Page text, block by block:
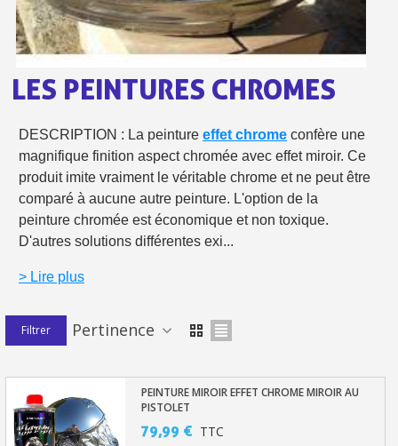
Livraison offerte en France métropolitaine pour 250€ d'achats
Paiement en 4x sans frais dès 30€ d'achats
Votre devis en ligne en moins d'1 minute
Gagnez des points de fidélité à chaque commande
Livraison sous 24 h en France Métropolitaine
Retour produits sous 14 jours
Réduction de 5€ sur la première commande
Livraison sous 24 h en France Métropolitaine
Paiement en 4x sans frais dès 30€ d'achats
Votre devis en ligne en moins d'1 minute
LES PEINTURES CHROMES
DESCRIPTION : La peinture effet chromeconfère une
magnifique finition aspect chromée avec effet miroir. Ce
produit imite vraiment le véritable chrome et ne peut être
comparé à aucune autre peinture. L'option de la
peinture chromée est économique et non toxique.
D'autres solutions différentes exi...
> Lire plus
Filtrer Pertinence
PEINTURE MIROIR EFFET CHROME MIROIR AU
PISTOLET
79,99 € TTC